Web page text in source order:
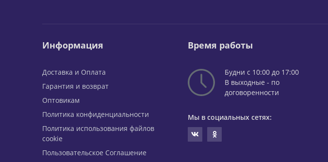
Информация
Доставка и Оплата
Гарантия и возврат
Оптовикам
Политика конфиденциальности
Политика использования файлов
cookie
Пользовательское Соглашение
Время работы
Будни с 10:00 до 17:00
В выходные - по
договоренности
Мы в социальных сетях: